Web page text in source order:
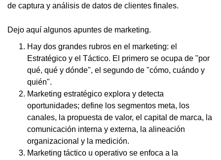
de captura y análisis de datos de clientes finales.
Dejo aquí algunos apuntes de marketing.
Hay dos grandes rubros en el marketing: el
Estratégico y el Táctico. El primero se ocupa de "por
qué, qué y dónde", el segundo de "cómo, cuándo y
quién".
Marketing estratégico explora y detecta
oportunidades; define los segmentos meta, los
canales, la propuesta de valor, el capital de marca, la
comunicación interna y externa, la alineación
organizacional y la medición.
Marketing táctico u operativo se enfoca a la